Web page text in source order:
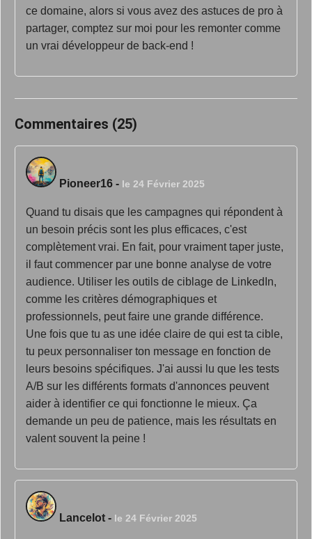
ce domaine, alors si vous avez des astuces de pro à
partager, comptez sur moi pour les remonter comme
un vrai développeur de back-end !
Commentaires (25)
Pioneer16 - le 24 Février 2025
Quand tu disais que les campagnes qui répondent à
un besoin précis sont les plus efficaces, c'est
complètement vrai. En fait, pour vraiment taper juste,
il faut commencer par une bonne analyse de votre
audience. Utiliser les outils de ciblage de LinkedIn,
comme les critères démographiques et
professionnels, peut faire une grande différence.
Une fois que tu as une idée claire de qui est ta cible,
tu peux personnaliser ton message en fonction de
leurs besoins spécifiques. J'ai aussi lu que les tests
A/B sur les différents formats d'annonces peuvent
aider à identifier ce qui fonctionne le mieux. Ça
demande un peu de patience, mais les résultats en
valent souvent la peine !
Lancelot - le 24 Février 2025